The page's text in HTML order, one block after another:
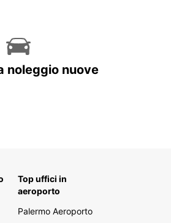
noleggio nuove
Top uffici in
aeroporto
Palermo Aeroporto